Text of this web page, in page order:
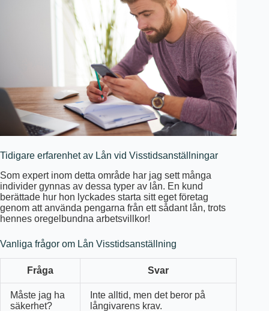
Tidigare erfarenhet av Lån vid Visstidsanställningar
Som expert inom detta område har jag sett många
individer gynnas av dessa typer av lån. En kund
berättade hur hon lyckades starta sitt eget företag
genom att använda pengarna från ett sådant lån, trots
hennes oregelbundna arbetsvillkor!
Vanliga frågor om Lån Visstidsanställning
Fråga Svar
Måste jag ha
säkerhet?
Inte alltid, men det beror på
långivarens krav.